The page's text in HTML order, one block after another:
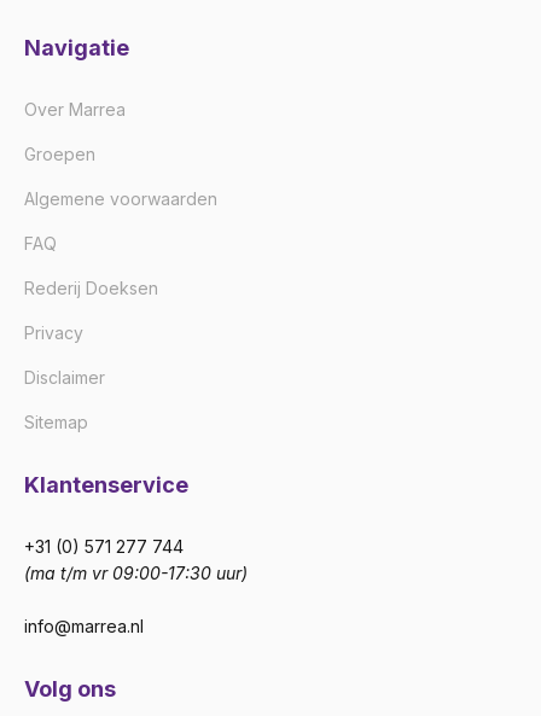
Navigatie
Over Marrea
Groepen
Algemene voorwaarden
FAQ
Rederij Doeksen
Privacy
Disclaimer
Sitemap
Klantenservice
+31 (0) 571 277 744
(ma t/m vr 09:00-17:30 uur)
info@marrea.nl
Volg ons